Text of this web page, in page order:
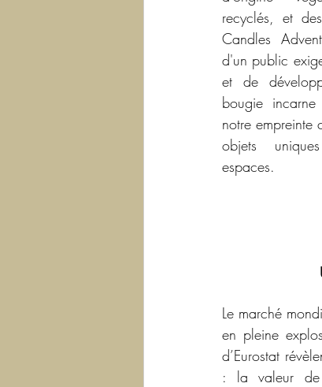
recyclés, et
Candles
d'un public
et de
bougie
notre empreinte
objets
espaces.
Le marché
en pleine
d’Eurostat
: la valeur de